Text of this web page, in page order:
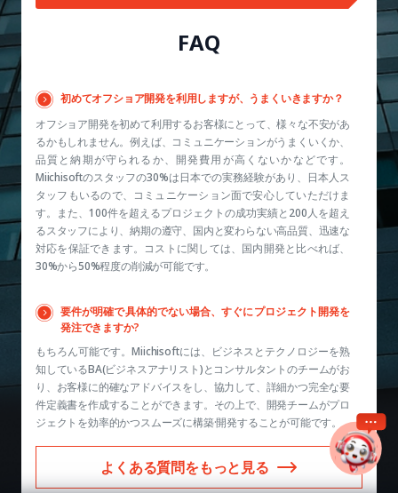
FAQ
初めてオフショア開発を利用しますが、うまくいきますか？
オフショア開発を初めて利用するお客様にとって、様々な不安があ
るかもしれません。例えば、コミュニケーションがうまくいくか、
品質と納期が守られるか、開発費用が高くないかなどです。
Miichisoftのスタッフの30%は日本での実務経験があり、日本人ス
タッフもいるので、コミュニケーション面で安心していただけま
す。また、100件を超えるプロジェクトの成功実績と200人を超え
るスタッフにより、納期の遵守、国内と変わらない高品質、迅速な
対応を保証できます。コストに関しては、国内開発と比べれば、
30%から50%程度の削減が可能です。
要件が明確で具体的でない場合、すぐにプロジェクト開発を
発注できますか?
もちろん可能です。Miichisoftには、ビジネスとテクノロジーを熟
知しているBA(ビジネスアナリスト)とコンサルタントのチームがお
り、お客様に的確なアドバイスをし、協力して、詳細かつ完全な要
件定義書を作成することができます。その上で、開発チームがプロ
ジェクトを効率的かつスムーズに構築·開発することが可能です。
よくある質問をもっと見る